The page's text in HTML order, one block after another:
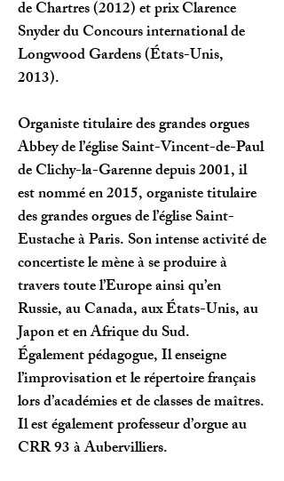
de Chartres (2012) et prix Clarence
Snyder du Concours international de
Longwood Gardens (États-Unis,
2013).
Organiste titulaire des grandes orgues
Abbey de l’église Saint-Vincent-de-Paul
de Clichy-la-Garenne depuis 2001, il
est nommé en 2015, organiste titulaire
des grandes orgues de l’église Saint-
Eustache à Paris. Son intense activité de
concertiste le mène à se produire à
travers toute l’Eu­rope ainsi qu’en
Russie, au Canada, aux États-Unis, au
Japon et en Afrique du Sud.
Également pédagogue, Il enseigne
l’impro­visation et le répertoire français
lors d’académies et de classes de maîtres.
Il est également professeur d’orgue au
CRR 93 à Aubervilliers.